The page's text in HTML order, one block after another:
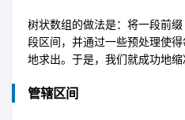
树状数组的做法是：将一段前缀
段区间，并通过一些预处理使
地求出。于是，我们就成功地缩
管辖区间